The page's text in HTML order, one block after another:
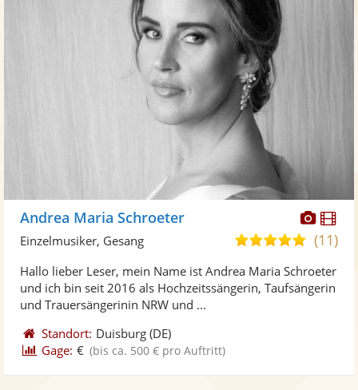
Fotos
Andrea Maria Schroeter
4,8
5
Sternen
(11)
Einzelmusiker, Gesang
Hallo lieber Leser, mein Name ist Andrea Maria Schroeter
und ich bin seit 2016 als Hochzeitssängerin, Taufsängerin
und Trauersängerinin NRW und ...
Standort: Duisburg (DE)
Gage: € (bis ca. 500 € pro Auftritt)